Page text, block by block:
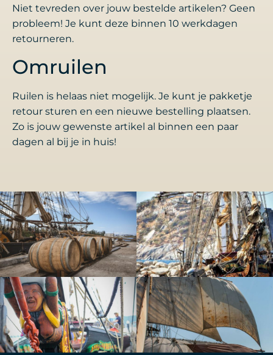
Niet tevreden over jouw bestelde artikelen? Geen
probleem! Je kunt deze binnen 10 werkdagen
retourneren.
Omruilen
Ruilen is helaas niet mogelijk. Je kunt je pakketje
retour sturen en een nieuwe bestelling plaatsen.
Zo is jouw gewenste artikel al binnen een paar
dagen al bij je in huis!